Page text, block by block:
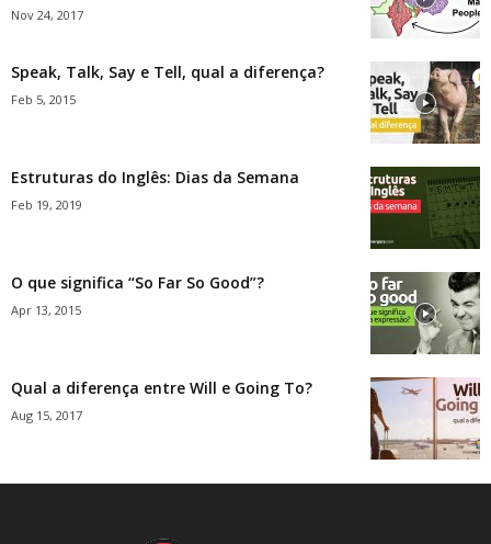
Nov 24, 2017
Speak, Talk, Say e Tell, qual a diferença?
Feb 5, 2015
Estruturas do Inglês: Dias da Semana
Feb 19, 2019
O que significa “So Far So Good”?
Apr 13, 2015
Qual a diferença entre Will e Going To?
Aug 15, 2017